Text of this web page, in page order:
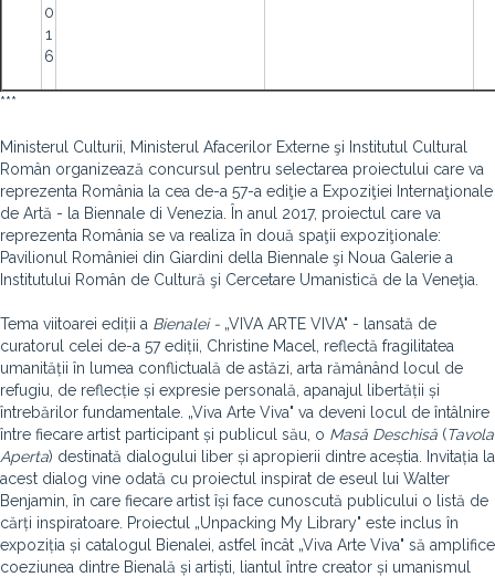
0
1
6
***
Ministerul Culturii, Ministerul Afacerilor Externe şi Institutul Cultural
Român organizează concursul pentru selectarea proiectului care va
reprezenta România la cea de-a 57-a ediţie a Expoziţiei Internaţionale
de Artă - la Biennale di Venezia.
În anul 2017, proiectul care va
reprezenta România se va realiza în două spaţii expoziţionale:
Pavilionul României din Giardini della Biennale şi Noua Galerie a
Institutului Român de Cultură şi Cercetare Umanistică de la Veneţia.
Tema viitoarei ediții a Bienalei - „VIVA ARTE VIVA" - lansată de
curatorul celei de-a 57 ediții, Christine Macel, reflectă fragilitatea
umanității în lumea conflictuală de astăzi, arta rămânând locul de
refugiu, de reflecție și expresie personală, apanajul libertății și
întrebărilor fundamentale. „Viva Arte Viva" va deveni locul de întâlnire
între fiecare artist participant și publicul său, o Masă Deschisă (Tavola
Aperta) destinată dialogului liber și apropierii dintre aceștia. Invitația la
acest dialog vine odată cu proiectul inspirat de eseul lui Walter
Benjamin, în care fiecare artist își face cunoscută publicului o listă de
cărți inspiratoare. Proiectul „Unpacking My Library" este inclus în
expoziția și catalogul Bienalei, astfel încât „Viva Arte Viva" să amplifice
coeziunea dintre Bienală și artiști, liantul între creator și umanismul